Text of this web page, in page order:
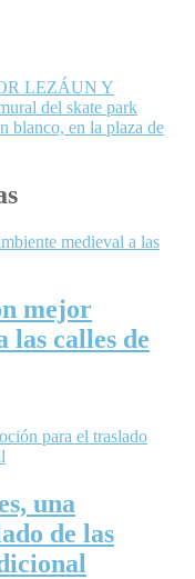
LEZÁUN Y
del skate park
blanco, en la plaza de
mejor
las calles de
una
de las